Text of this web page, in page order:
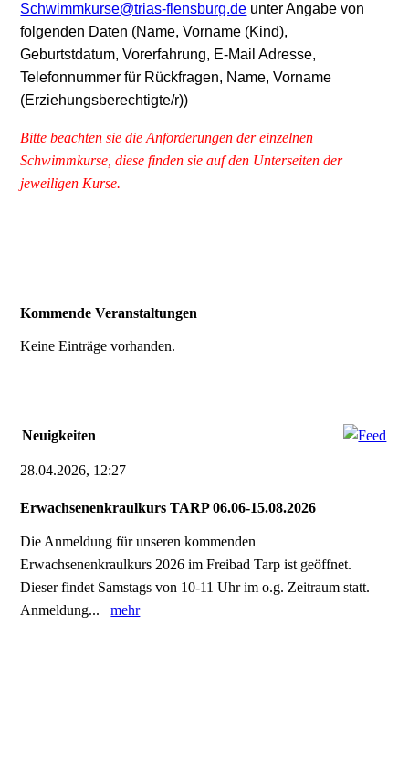
Schwimmkurse@trias-flensburg.de unter Angabe von
folgenden Daten (Name, Vorname (Kind),
Geburtstdatum, Vorerfahrung, E-Mail Adresse,
Telefonnummer für Rückfragen, Name, Vorname
(Erziehungsberechtigte/r))
Bitte beachten sie die Anforderungen der einzelnen
Schwimmkurse, diese finden sie auf den Unterseiten der
jeweiligen Kurse.
Kommende Veranstaltungen
Keine Einträge vorhanden.
Neuigkeiten
28.04.2026, 12:27
Erwachsenenkraulkurs TARP 06.06-15.08.2026
Die Anmeldung für unseren kommenden
Erwachsenenkraulkurs 2026 im Freibad Tarp ist geöffnet.
Dieser findet Samstags von 10-11 Uhr im o.g. Zeitraum statt.
Anmeldung...mehr